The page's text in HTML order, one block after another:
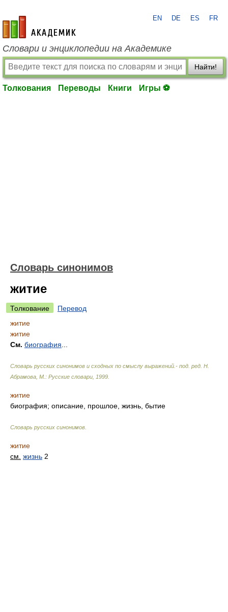
academic.ru
EN DE ES FR
Словари и энциклопедии на Академике
Найти!
Толкования Переводы Книги Игры ⚽
Словарь синонимов
житие
Толкование
Перевод
житие
житие
См. биография
Словарь русских синонимов и сходных по смыслу выражений.- под. ред. Н.
Абрамова, М.: Русские словари 1999
житие
биография; описание, прошлое, жизнь, бытие
Словарь русских синонимов
житие
см. жизнь 2